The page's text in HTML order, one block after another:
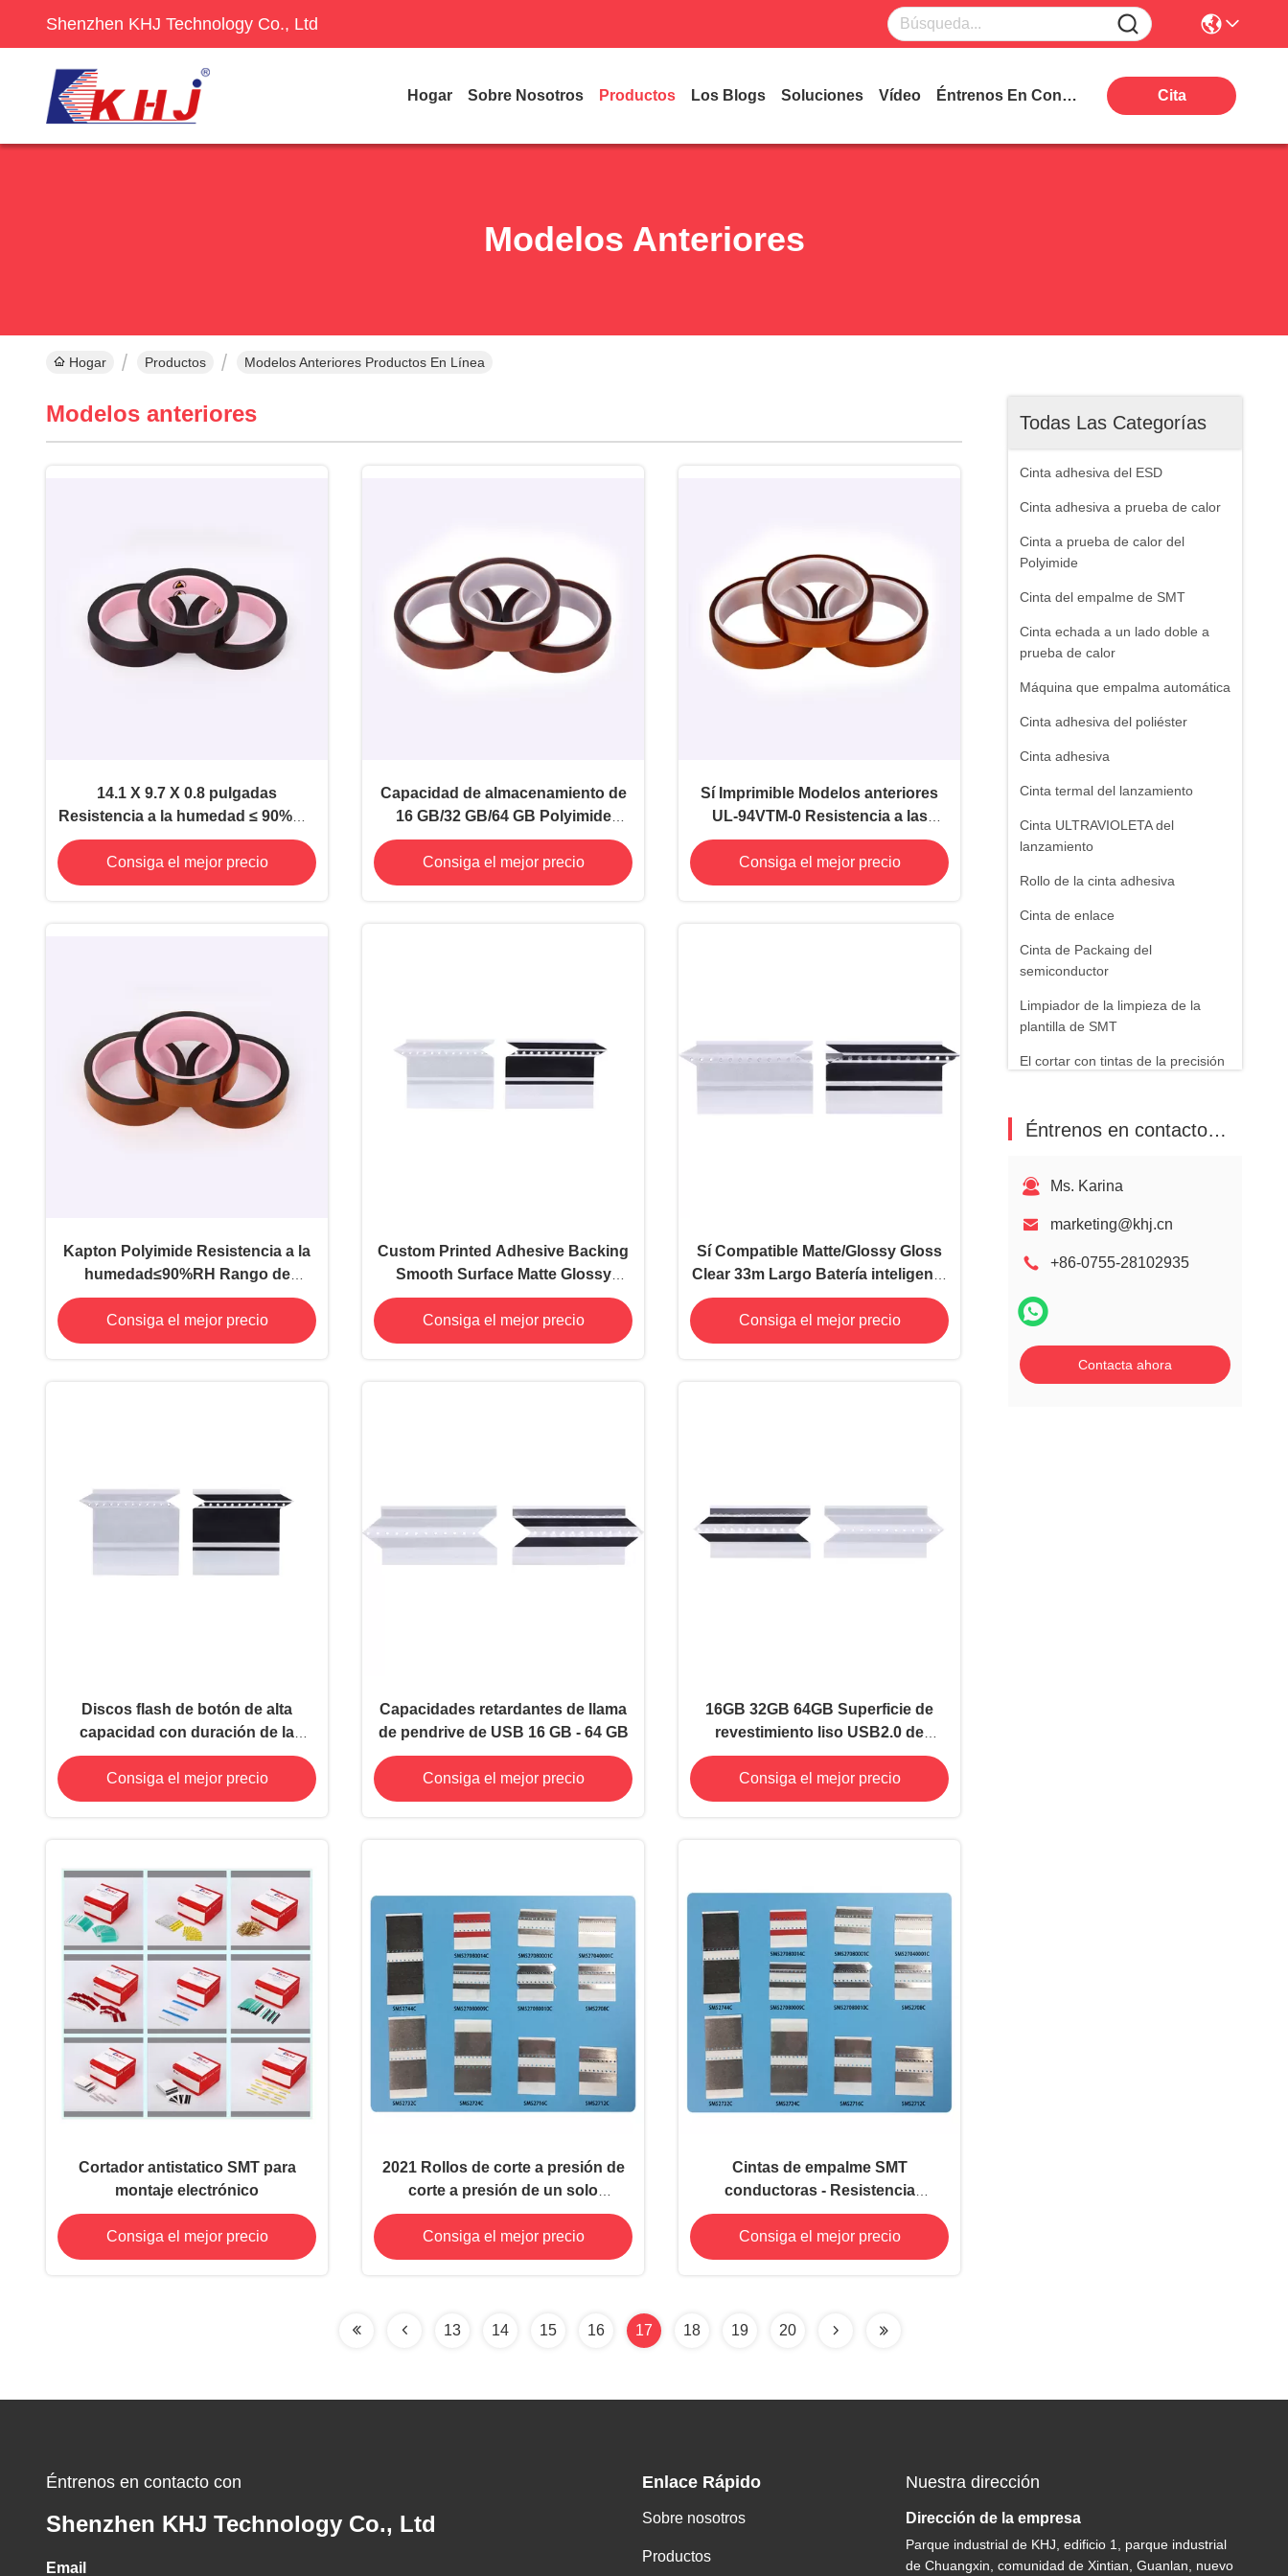
Shenzhen KHJ Technology Co., Ltd
Hogar Sobre Nosotros Productos Los Blogs Soluciones Vídeo Éntrenos En Contacto Con Cita
Modelos Anteriores
Hogar Productos Modelos Anteriores Productos En Línea
Todas Las Categorías
Cinta adhesiva del ESD
Cinta adhesiva a prueba de calor
Cinta a prueba de calor del
Polyimide
Cinta del empalme de SMT
Cinta echada a un lado doble a
prueba de calor
Máquina que empalma automática
Cinta adhesiva del poliéster
Cinta adhesiva
Cinta termal del lanzamiento
Cinta ULTRAVIOLETA del
lanzamiento
Rollo de la cinta adhesiva
Cinta de enlace
Cinta de Packaing del
semiconductor
Limpiador de la limpieza de la
plantilla de SMT
El cortar con tintas de la precisión
Cinta de Kapton
Éntrenos en contacto con
Ms. Karina
marketing@khj.cn
+86-0755-28102935
Contacta ahora
Modelos anteriores
14.1 X 9.7 X 0.8 pulgadas
Resistencia a la humedad ≤ 90%RH
Rango de temperatura -60°C a
260°C Modelos anteriores
Consiga el mejor precio
Capacidad de almacenamiento de
16 GB/32 GB/64 GB Polyimide
Kapton con resistencia a la llama
UL-94VTM-0
Consiga el mejor precio
Sí Imprimible Modelos anteriores
UL-94VTM-0 Resistencia a las
llamas
Consiga el mejor precio
Kapton Polyimide Resistencia a la
humedad≤90%RH Rango de
temperatura -60°C a 260°C
Consiga el mejor precio
Custom Printed Adhesive Backing
Smooth Surface Matte Glossy
Finish Clear Labels
Consiga el mejor precio
Sí Compatible Matte/Glossy Gloss
Clear 33m Largo Batería inteligente
con varias funciones
Consiga el mejor precio
Discos flash de botón de alta
capacidad con duración de la
batería extendida
Consiga el mejor precio
Capacidades retardantes de llama
de pendrive de USB 16 GB - 64 GB
Consiga el mejor precio
16GB 32GB 64GB Superficie de
revestimiento liso USB2.0 de
madera con logotipo personalizado
Led Pen Drive
Consiga el mejor precio
Cortador antistatico SMT para
montaje electrónico
Consiga el mejor precio
2021 Rollos de corte a presión de
corte a presión de un solo
lado/doble lado Etiqueta de
pegatina de nylon amarillo
Consiga el mejor precio
Cintas de empalme SMT
conductoras - Resistencia
antistatica 10^9-10^10\u03a9
Consiga el mejor precio
13 14 15 16 17 18 19 20
Éntrenos en contacto con
Shenzhen KHJ Technology Co., Ltd
Email
Enlace Rápido
Sobre nosotros
Productos
Nuestra dirección
Dirección de la empresa
Parque industrial de KHJ, edificio 1, parque industrial
de Chuangxin, comunidad de Xintian, Guanlan, nuevo